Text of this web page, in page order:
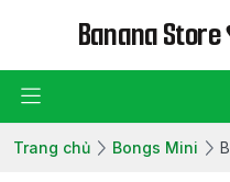
Banana Store
Trang chủ Bongs Mini